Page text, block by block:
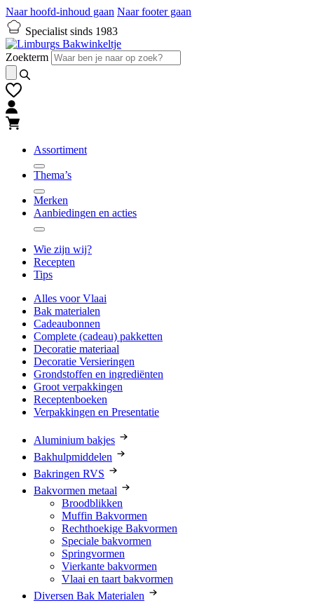
Naar hoofd-inhoud gaan Naar footer gaan
Specialist sinds 1983
Zoekterm
Assortiment
Thema’s
Merken
Aanbiedingen en acties
Wie zijn wij?
Recepten
Tips
Alles voor Vlaai
Bak materialen
Cadeaubonnen
Complete (cadeau) pakketten
Decoratie materiaal
Decoratie Versieringen
Grondstoffen en ingrediënten
Groot verpakkingen
Receptenboeken
Verpakkingen en Presentatie
Aluminium bakjes
Bakhulpmiddelen
Bakringen RVS
Bakvormen metaal
Broodblikken
Muffin Bakvormen
Rechthoekige Bakvormen
Speciale bakvormen
Springvormen
Vierkante bakvormen
Vlaai en taart bakvormen
Diversen Bak Materialen